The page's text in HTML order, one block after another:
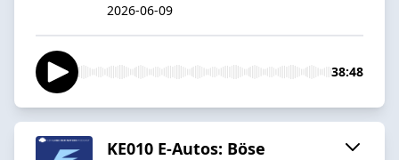
2026-06-09
38:48
KE010 E-Autos: Böse